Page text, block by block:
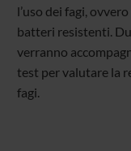
l’uso dei fagi,
batteri resistenti.
verranno
test per valutare la
fagi.